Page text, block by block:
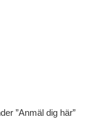
”Anmäl dig här”